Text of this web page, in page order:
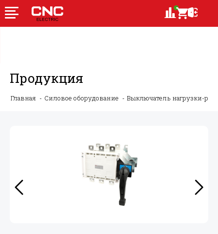
Продукция
Главная Силовое оборудование Выключатель нагрузки-